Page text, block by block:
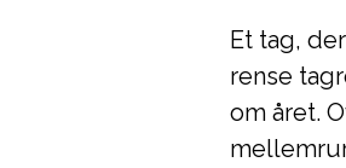
Et tag,
rense
om året.